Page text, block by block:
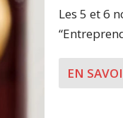
Les 5 et 6
EN